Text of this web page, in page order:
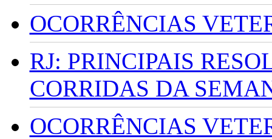
OCORRÊNCIAS
RJ: PRINCIPAIS
CORRIDAS DA
OCORRÊNCIAS